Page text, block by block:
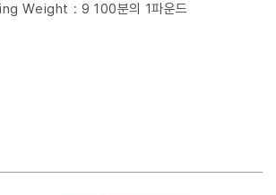
Weight : 9 100분의 1파운드